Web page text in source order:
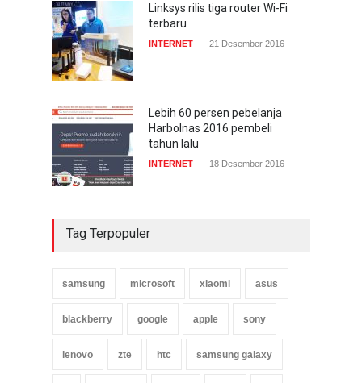
Linksys rilis tiga router Wi-Fi
terbaru
INTERNET 21 Desember 2016
Lebih 60 persen pebelanja
Harbolnas 2016 pembeli
tahun lalu
INTERNET 18 Desember 2016
Tag Terpopuler
samsung microsoft xiaomi asus
blackberry google apple sony
lenovo zte htc samsung galaxy